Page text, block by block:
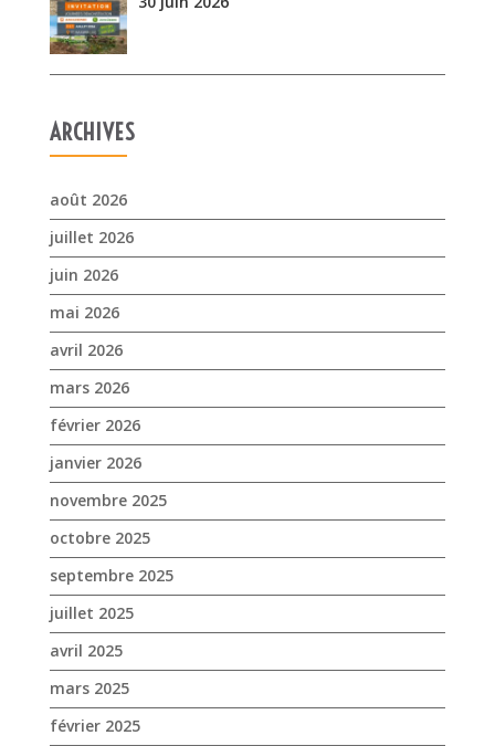
août 2026
juillet 2026
mai 2026
mars 2026
février 2026
janvier 2026
novembre 2025
octobre 2025
septembre 2025
juillet 2025
avril 2025
mars 2025
février 2025
janvier 2025
décembre 2024
novembre 2024
octobre 2024
septembre 2024